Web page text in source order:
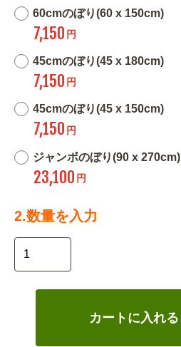
60cmのぼり(60 x 150cm)
7,150 円
45cmのぼり(45 x 180cm)
7,150 円
45cmのぼり(45 x 150cm)
7,150 円
ジャンボのぼり(90 x 270cm)
23,100 円
2.数量を入力
カートに入れる